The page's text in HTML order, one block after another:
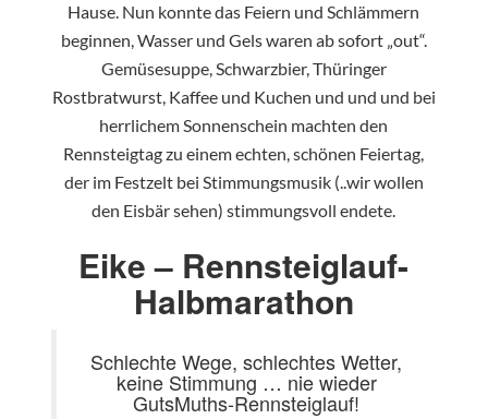
Hause. Nun konnte das Feiern und Schlämmern
beginnen, Wasser und Gels waren ab sofort „out“.
Gemüsesuppe, Schwarzbier, Thüringer
Rostbratwurst, Kaffee und Kuchen und und und bei
herrlichem Sonnenschein machten den
Rennsteigtag zu einem echten, schönen Feiertag,
der im Festzelt bei Stimmungsmusik (..wir wollen
den Eisbär sehen) stimmungsvoll endete.
Eike – Rennsteiglauf-
Halbmarathon
Schlechte Wege, schlechtes Wetter,
keine Stimmung … nie wieder
GutsMuths-Rennsteiglauf!